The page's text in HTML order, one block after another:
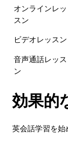
オンラインレッ
スン
ビデオレッスン
音声通話レッス
ン
効果的
英会話学習を始